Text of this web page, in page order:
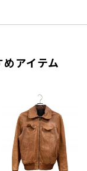
アイテム